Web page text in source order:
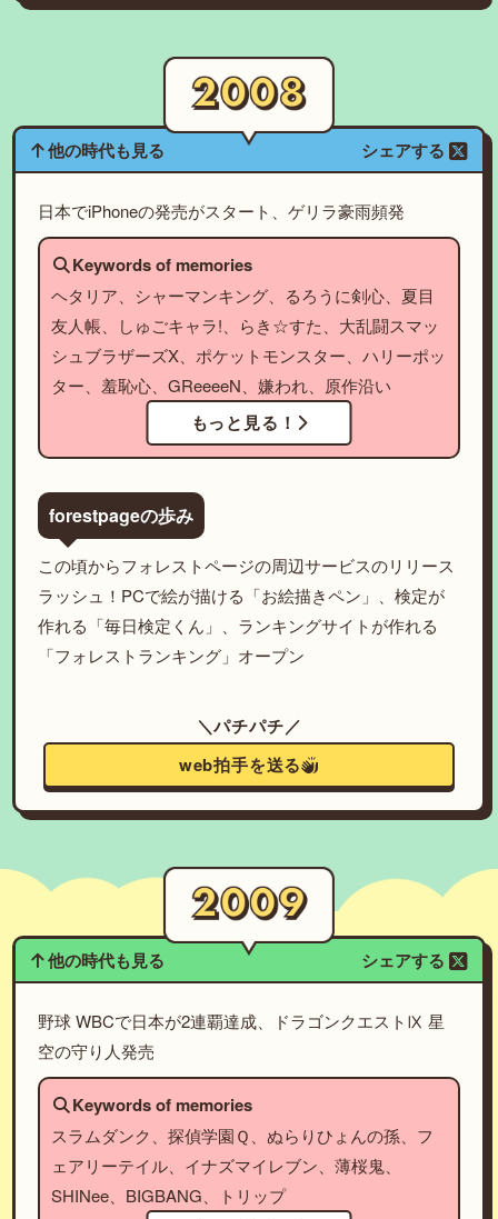
他の時代も見る シェアする
日本でiPhoneの発売がスタート、ゲリラ豪雨頻発
Keywords of memories
ヘタリア、シャーマンキング、るろうに剣心、夏目
友人帳、しゅごキャラ!、らき☆すた、大乱闘スマッ
シュブラザーズX、ポケットモンスター、ハリーポッ
ター、羞恥心、GReeeeN、嫌われ、原作沿い
もっと見る！
forestpageの歩み
この頃からフォレストページの周辺サービスのリリース
ラッシュ！PCで絵が描ける「お絵描きペン」、検定が
作れる「毎日検定くん」、ランキングサイトが作れる
「フォレストランキング」オープン
＼パチパチ／
web拍手を送る
他の時代も見る シェアする
野球 WBCで日本が2連覇達成、ドラゴンクエストⅨ 星
空の守り人発売
Keywords of memories
スラムダンク、探偵学園Ｑ、ぬらりひょんの孫、フ
ェアリーテイル、イナズマイレブン、薄桜鬼、
SHINee、BIGBANG、トリップ